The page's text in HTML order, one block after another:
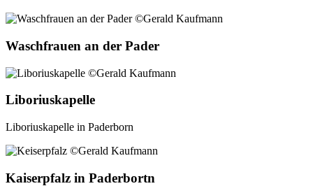
Waschfrauen an der Pader
Liboriuskapelle
Liboriuskapelle in Paderborn
Kaiserpfalz in Paderbortn